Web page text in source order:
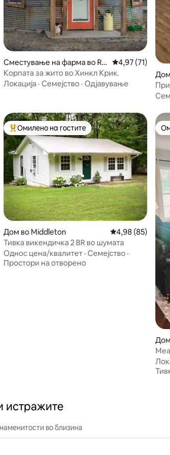
Сместување на фарма во Rie
nzi
Просечна
4,97 (71)
Корпата за жито во Хинкл Крик.
Локација · Семејство · Одјавување
оцена: 5 од 5, 31 рецензии
Меѓу најуспешните „Омилени на гостите“
Омилено на гостите
Дом во Middleton Просечна
4,98 (85)
Тивка викендичка 2 BR во шумата
Однос цена/квалитет · Семејство ·
Простори на отворено
истражите
во близина